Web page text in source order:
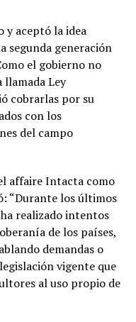
y aceptó la idea
segunda generación
el gobierno no
llamada Ley
cobrarlas por su
con los
del campo
affaire Intacta como
“Durante los últimos
realizado intentos
de los países,
demandas o
vigente que
al uso propio de